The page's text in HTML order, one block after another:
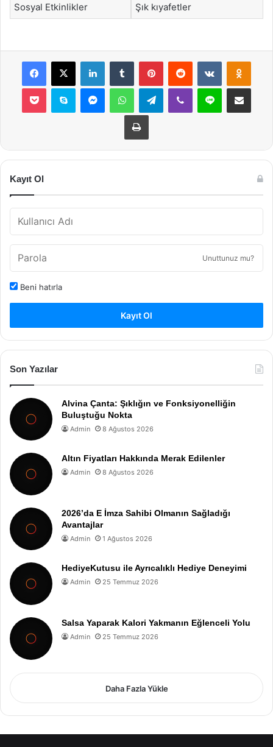
Sosyal Etkinlikler Şık kıyafetler
Facebook
X LinkedInTumblr PinterestReddit VKontakte
Pocket Skype MessengerWhatsAppTelegramViber Line E-Posta ile
Yazdır
Kayıt Ol
Unuttunuz mu?
Beni hatırla
Kayıt Ol
Son Yazılar
Alvina Çanta: Şıklığın ve Fonksiyonelliğin
Buluştuğu Nokta
Admin 8 Ağustos 2026
Altın Fiyatları Hakkında Merak Edilenler
Admin 8 Ağustos 2026
2026’da E İmza Sahibi Olmanın Sağladığı
Avantajlar
Admin 1 Ağustos 2026
HediyeKutusu ile Ayrıcalıklı Hediye Deneyimi
Admin 25 Temmuz 2026
Salsa Yaparak Kalori Yakmanın Eğlenceli Yolu
Admin 25 Temmuz 2026
Daha Fazla Yükle